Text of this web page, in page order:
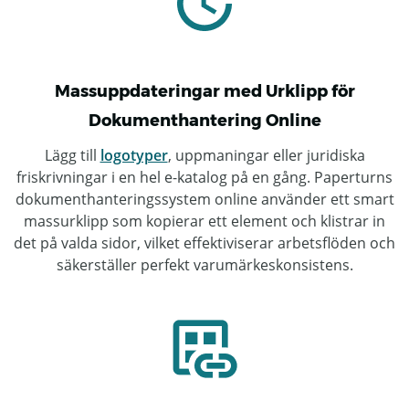
Massuppdateringar med Urklipp för
Dokumenthantering Online
Lägg till logotyper, uppmaningar eller juridiska
friskrivningar i en hel e-katalog på en gång. Paperturns
dokumenthanteringssystem online använder ett smart
massurklipp som kopierar ett element och klistrar in
det på valda sidor, vilket effektiviserar arbetsflöden och
säkerställer perfekt varumärkeskonsistens.